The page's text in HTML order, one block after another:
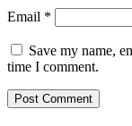
Email *
Save my name,
time I comment.